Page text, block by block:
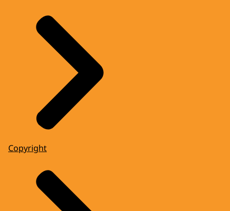
Copyright